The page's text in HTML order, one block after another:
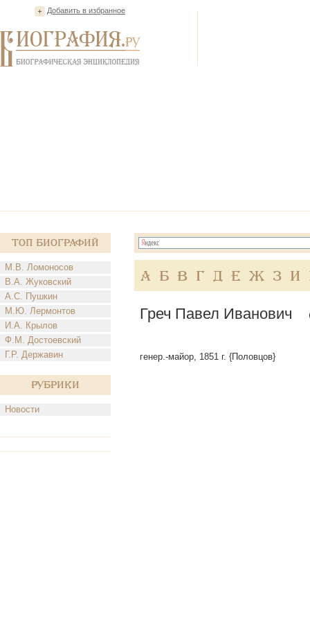
Добавить в избранное
Топ Биографий
М.В. Ломоносов
В.А. Жуковский
А.С. Пушкин
М.Ю. Лермонтов
И.А. Крылов
Ф.М. Достоевский
Г.Р. Державин
Рубрики
Новости
А Б В Г Д Е Ж З И
Греч Павел Иванович
генер.-майор, 1851 г. {Половцов}